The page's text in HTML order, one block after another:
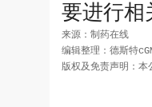
要进行相
来源：制药在线
编辑整理：德斯特